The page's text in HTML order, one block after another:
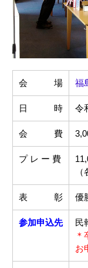
会 場 福
日 時 令
会 費
プ レ ー 費
表 彰 優
参加申込先 民
＊
お